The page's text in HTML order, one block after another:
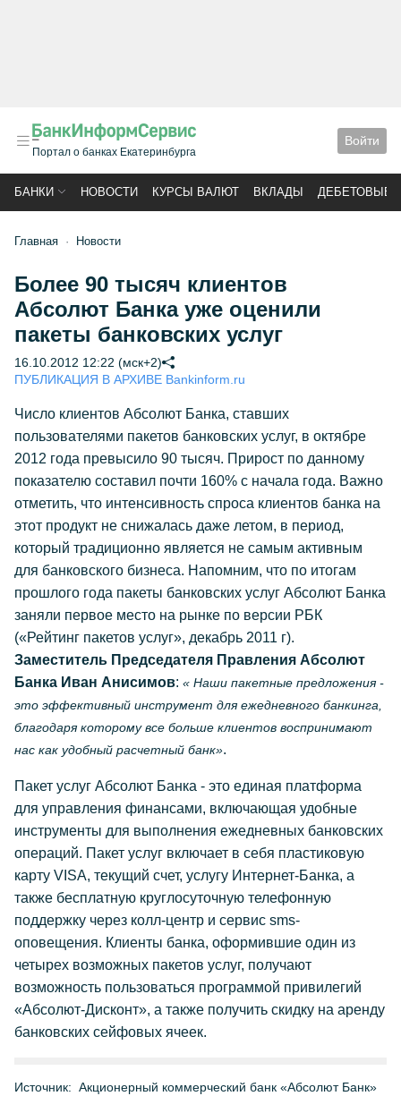
Портал о банках Екатеринбурга
Войти
БАНКИ НОВОСТИ КУРСЫ ВАЛЮТ ВКЛАДЫ ДЕБЕТОВЫЕ
Главная Новости
Более 90 тысяч клиентов
Абсолют Банка уже оценили
пакеты банковских услуг
16.10.2012 12:22 (мск+2)
ПУБЛИКАЦИЯ В АРХИВЕ Bankinform.ru
Число клиентов Абсолют Банка, ставших
пользователями пакетов банковских услуг, в октябре
2012 года превысило 90 тысяч. Прирост по данному
показателю составил почти 160% с начала года. Важно
отметить, что интенсивность спроса клиентов банка на
этот продукт не снижалась даже летом, в период,
который традиционно является не самым активным
для банковского бизнеса. Напомним, что по итогам
прошлого года пакеты банковских услуг Абсолют Банка
заняли первое место на рынке по версии РБК
(«Рейтинг пакетов услуг», декабрь 2011 г).
Заместитель Председателя Правления Абсолют
Банка Иван Анисимов: « Наши пакетные предложения -
это эффективный инструмент для ежедневного банкинга,
благодаря которому все больше клиентов воспринимают
нас как удобный расчетный банк».
Пакет услуг Абсолют Банка - это единая платформа
для управления финансами, включающая удобные
инструменты для выполнения ежедневных банковских
операций. Пакет услуг включает в себя пластиковую
карту VISA, текущий счет, услугу Интернет-Банка, а
также бесплатную круглосуточную телефонную
поддержку через колл-центр и сервис sms-
оповещения. Клиенты банка, оформившие один из
четырех возможных пакетов услуг, получают
возможность пользоваться программой привилегий
«Абсолют-Дисконт», а также получить скидку на аренду
банковских сейфовых ячеек.
Источник: Акционерный коммерческий банк «Абсолют Банк»